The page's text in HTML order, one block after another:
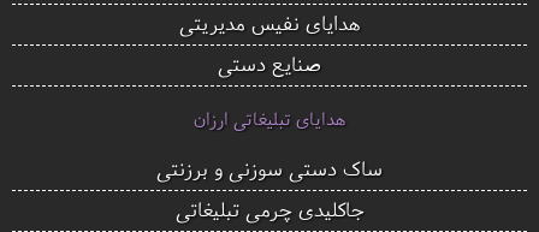
هدایای نفیس مدیریتی
صنایع دستی
هدایای تبلیغاتی ارزان
ساک دستی سوزنی و برزنتی
جاکلیدی چرمی تبلیغاتی